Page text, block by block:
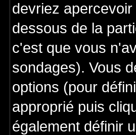
devriez
dessous de la
c'est que vous
sondages). Vous
options (pour
approprié puis
également définir